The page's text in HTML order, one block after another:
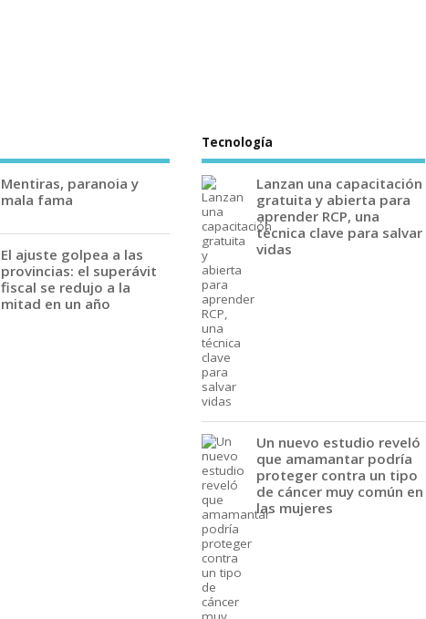
Mentiras, paranoia y
mala fama
El ajuste golpea a las
provincias: el superávit
fiscal se redujo a la
mitad en un año
Tecnología
Lanzan una capacitación
gratuita y abierta para
aprender RCP, una
técnica clave para salvar
vidas
Un nuevo estudio reveló
que amamantar podría
proteger contra un tipo
de cáncer muy común en
las mujeres